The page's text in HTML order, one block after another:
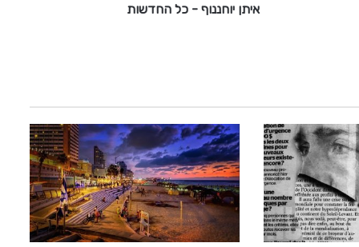
ה
ח
ד
ש
ו
ת
איתן יוחננוף - כל החדשות